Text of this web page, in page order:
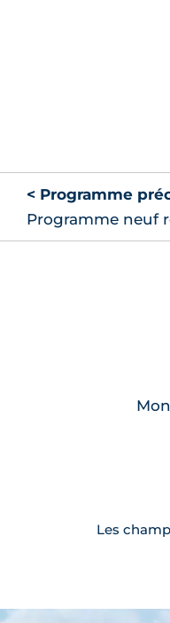
< Programme
Programme neuf
Les